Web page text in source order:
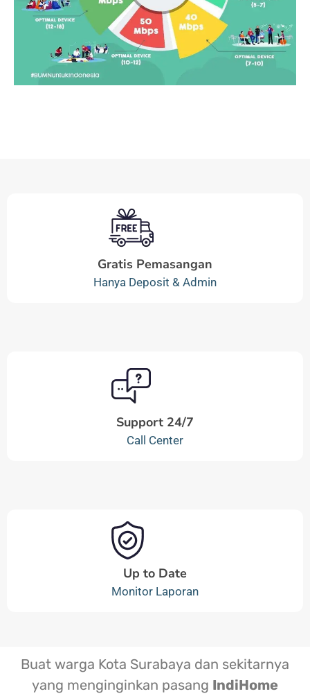
Gratis Pemasangan
Hanya Deposit & Admin
Support 24/7
Call Center
Up to Date
Monitor Laporan
Buat warga Kota Surabaya dan sekitarnya
yang menginginkan pasang IndiHome